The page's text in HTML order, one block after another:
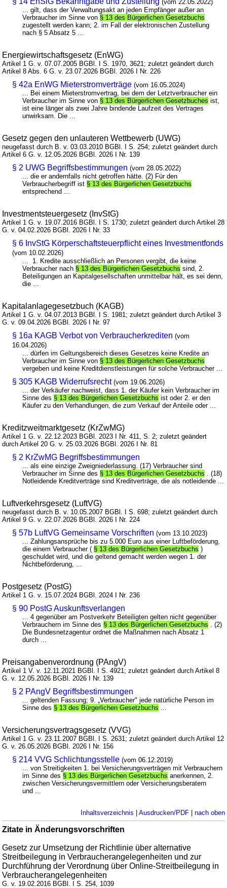
(vom 22.05.2022)
... gilt, dass der Verwaltungsakt an jeden Empfänger außer an
Verbraucher im Sinne von § 13 des Bürgerlichen Gesetzbuchs
zugestellt werden kann; 2. im Fall der elektronischen Zustellung
nach § 5 Absatz 5 ...
Energiewirtschaftsgesetz (EnWG)
Artikel 1 G. v. 07.07.2005 BGBl. I S. 1970, 3621; zuletzt geändert durch
Artikel 8 Abs. 6 G. v. 23.07.2026 BGBl. 2026 I Nr. 226
§ 42a EnWG Mieterstromverträge (vom 16.05.2024)
... Bei einem Mieterstromvertrag, bei dem der Letztverbraucher ein
Verbraucher im Sinne von § 13 des Bürgerlichen Gesetzbuches ist,
ist eine länger als zwei Jahre bindende Laufzeit des Vertrages
unwirksam. Die ...
Gesetz gegen den unlauteren Wettbewerb (UWG)
neugefasst durch B. v. 03.03.2010 BGBl. I S. 254; zuletzt geändert durch
Artikel 6 G. v. 12.05.2026 BGBl. 2026 I Nr. 139
§ 2 UWG Begriffsbestimmungen (vom 28.05.2022)
... die er andernfalls nicht getroffen hätte. (2) Für den
Verbraucherbegriff ist § 13 des Bürgerlichen Gesetzbuchs
entsprechend ...
Investmentsteuergesetz (InvStG)
Artikel 1 G. v. 19.07.2016 BGBl. I S. 1730; zuletzt geändert durch Artikel 28
G. v. 04.02.2026 BGBl. 2026 I Nr. 33
§ 6 InvStG Körperschaftsteuerpflicht eines Investmentfonds
(vom 10.02.2026)
... 1. Kredite ausschließlich an Personen vergibt, die keine
Verbraucher nach § 13 des Bürgerlichen Gesetzbuchs sind, 2.
Beteiligungen an Kapitalgesellschaften unmittelbar hält, es sei denn,
die ...
Kapitalanlagegesetzbuch (KAGB)
Artikel 1 G. v. 04.07.2013 BGBl. I S. 1981; zuletzt geändert durch Artikel 3
G. v. 09.04.2026 BGBl. 2026 I Nr. 97
§ 16a KAGB Verbot von Verbraucherkrediten (vom
16.04.2026)
... dürfen im Geltungsbereich dieses Gesetzes keine Kredite an
Verbraucher im Sinne von § 13 des Bürgerlichen Gesetzbuchs
vergeben und keine Kreditdienstleistungen für solche Verbraucher ...
§ 305 KAGB Widerrufsrecht (vom 19.06.2026)
... der Verkäufer nachweist, dass 1. der Käufer kein Verbraucher im
Sinne des § 13 des Bürgerlichen Gesetzbuchs ist oder 2. er den
Käufer zu den Verhandlungen, die zum Verkauf der Anteile oder ...
Kreditzweitmarktgesetz (KrZwMG)
Artikel 1 G. v. 22.12.2023 BGBl. 2023 I Nr. 411, S. 2; zuletzt geändert
durch Artikel 20 G. v. 25.03.2026 BGBl. 2026 I Nr. 81
§ 2 KrZwMG Begriffsbestimmungen
... als eine einzige Zweigniederlassung. (17) Verbraucher sind
Verbraucher im Sinne des § 13 des Bürgerlichen Gesetzbuchs . (18)
Notleidende Kreditverträge sind Kreditverträge, die als notleidende ...
Luftverkehrsgesetz (LuftVG)
neugefasst durch B. v. 10.05.2007 BGBl. I S. 698; zuletzt geändert durch
Artikel 9 G. v. 22.07.2026 BGBl. 2026 I Nr. 224
§ 57b LuftVG Gemeinsame Vorschriften (vom 13.10.2023)
... Zahlungsansprüche bis zu 5.000 Euro aus einer Luftbeförderung,
die einem Verbraucher ( § 13 des Bürgerlichen Gesetzbuchs )
geschuldet wird, und die geltend gemacht werden wegen 1. der
Nichtbeförderung, ...
Postgesetz (PostG)
Artikel 1 G. v. 15.07.2024 BGBl. 2024 I Nr. 236
§ 90 PostG Auskunftsverlangen
... 4 gegenüber am Postverkehr Beteiligten gelten nicht gegenüber
Verbrauchern im Sinne des § 13 des Bürgerlichen Gesetzbuchs . (2)
Die Bundesnetzagentur ordnet die Maßnahmen nach Absatz 1
durch ...
Preisangabenverordnung (PAngV)
Artikel 1 V. v. 12.11.2021 BGBl. I S. 4921; zuletzt geändert durch Artikel 8
G. v. 12.05.2026 BGBl. 2026 I Nr. 139
§ 2 PAngV Begriffsbestimmungen
... geltenden Fassung; 9. „Verbraucher" jede natürliche Person im
Sinne des § 13 des Bürgerlichen Gesetzbuchs
Versicherungsvertragsgesetz (VVG)
Artikel 1 G. v. 23.11.2007 BGBl. I S. 2631; zuletzt geändert durch Artikel 12
G. v. 26.05.2026 BGBl. 2026 I Nr. 156
§ 214 VVG Schlichtungsstelle (vom 06.12.2019)
... von Streitigkeiten 1. bei Versicherungsverträgen mit Verbrauchern
im Sinne des § 13 des Bürgerlichen Gesetzbuchs anerkennen, 2.
zwischen Versicherungsvermittlern oder Versicherungsberatern
und ...
Inhaltsverzeichnis | Ausdrucken/PDF| nach oben
Zitate in Änderungsvorschriften
Gesetz zur Umsetzung der Richtlinie über alternative
Streitbeilegung in Verbraucherangelegenheiten und zur
Durchführung der Verordnung über Online-Streitbeilegung in
Verbraucherangelegenheiten
G. v. 19.02.2016 BGBl. I S. 254, 1039